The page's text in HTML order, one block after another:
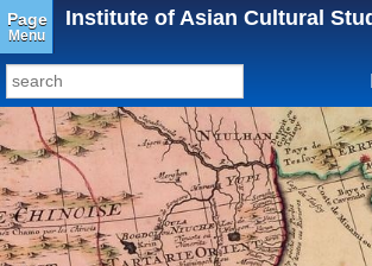
Page
Menu
Institute of Asian Cultural
TopSites
Institute for Educational Research and
Social Science Research Institute